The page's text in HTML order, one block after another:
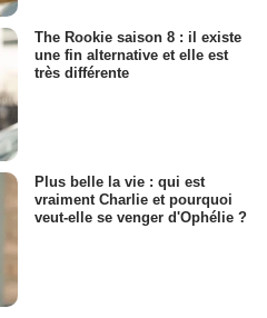
The Rookie saison 8 : il existe
une fin alternative et elle est
très différente
Plus belle la vie : qui est
vraiment Charlie et pourquoi
veut-elle se venger d'Ophélie ?